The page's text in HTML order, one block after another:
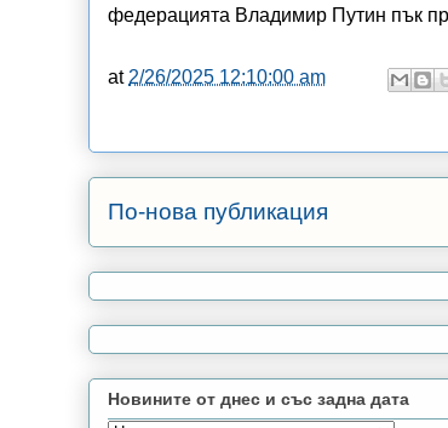
федерацията Владимир Путин пък
at 2/26/2025 12:10:00 am
По-нова публикация
Новините от днес и със задна дата